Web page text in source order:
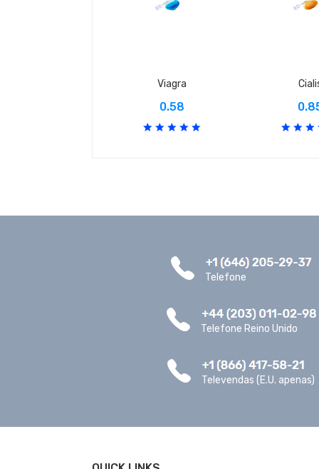
Viagra
0.58
Telefone
Telefone Reino Unido
Televendas (E.U. apenas)